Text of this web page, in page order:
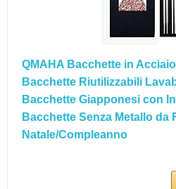
QMAHA Bacchette in
Bacchette Riutilizzabili
Bacchette Giapponesi con
Bacchette Senza Metallo da
Natale/Compleanno